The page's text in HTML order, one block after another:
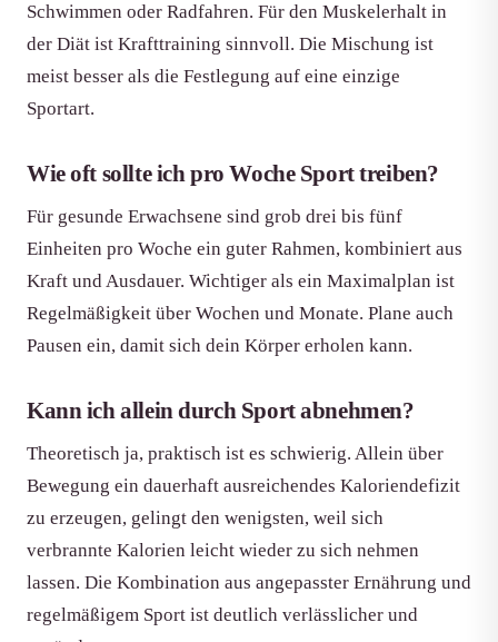
Schwimmen oder Radfahren. Für den Muskelerhalt in
der Diät ist Krafttraining sinnvoll. Die Mischung ist
meist besser als die Festlegung auf eine einzige
Sportart.
Wie oft sollte ich pro Woche Sport treiben?
Für gesunde Erwachsene sind grob drei bis fünf
Einheiten pro Woche ein guter Rahmen, kombiniert aus
Kraft und Ausdauer. Wichtiger als ein Maximalplan ist
Regelmäßigkeit über Wochen und Monate. Plane auch
Pausen ein, damit sich dein Körper erholen kann.
Kann ich allein durch Sport abnehmen?
Theoretisch ja, praktisch ist es schwierig. Allein über
Bewegung ein dauerhaft ausreichendes Kaloriendefizit
zu erzeugen, gelingt den wenigsten, weil sich
verbrannte Kalorien leicht wieder zu sich nehmen
lassen. Die Kombination aus angepasster Ernährung und
regelmäßigem Sport ist deutlich verlässlicher und